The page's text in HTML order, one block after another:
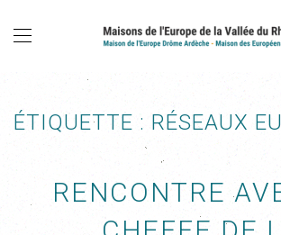
ÉTIQUETTE : RÉSEAUX
RENCONTRE